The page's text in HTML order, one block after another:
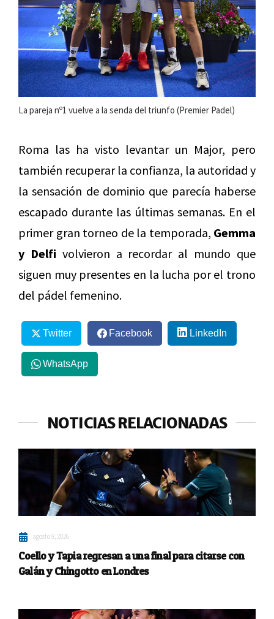
La pareja nº1 vuelve a la senda del triunfo (Premier Padel)
Roma las ha visto levantar un Major, pero
también recuperar la confianza, la autoridad y
la sensación de dominio que parecía haberse
escapado durante las últimas semanas. En el
primer gran torneo de la temporada, Gemma
y Delfi volvieron a recordar al mundo que
siguen muy presentes en la lucha por el trono
del pádel femenino.
Twitter Facebook LinkedIn
WhatsApp
NOTICIAS RELACIONADAS
agosto 8, 2026
Coello y Tapia regresan a una final para citarse con
Galán y Chingotto en Londres